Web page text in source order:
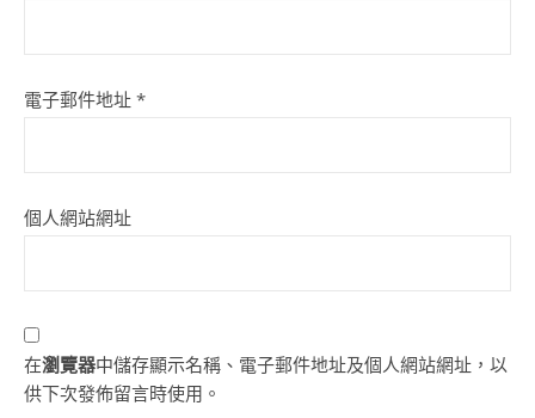
電子郵件地址 *
個人網站網址
在瀏覽器中儲存顯示名稱、電子郵件地址及個人網站網址，以
供下次發佈留言時使用。